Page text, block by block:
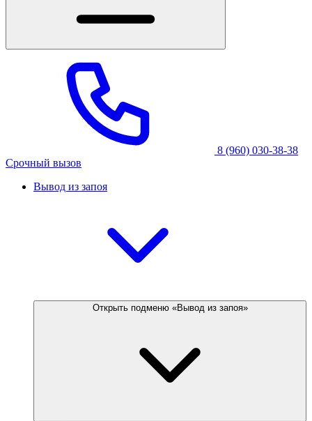
8 (960) 030-38-38
Срочный вызов
Вывод из запоя
Открыть подменю «Вывод из запоя»